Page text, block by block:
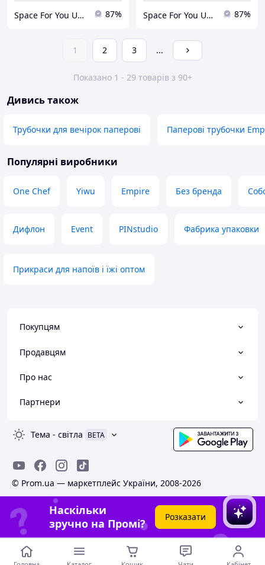
Space For You UA - STORE 87% Space For You UA - STORE 87%
1 2 3 ...
Показано 1 - 29 товарів з 90+
Дивись також
Трубочки для вечірок паперові Паперові трубочки
Популярні виробники
One Chef Yiwu Empire Без бренда
Дифлон Event PINstudio Фабрика упаковки
Прикраси для напоїв і їжі оптом
Покупцям
Продавцям
Про нас
Партнери
Тема - світла BETA
© Prom.ua — маркетплейс України, 2008-2026
Наскільки
зручно на Промі?
Розказати